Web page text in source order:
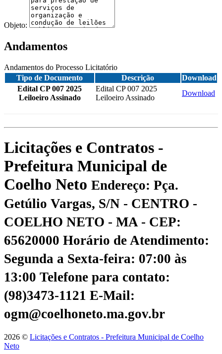
Objeto:
Andamentos
Andamentos do Processo Licitatório
Tipo de Documento
Descrição
Download
Edital CP 007 2025
Leiloeiro Assinado
Edital CP 007 2025
Leiloeiro Assinado
Download
Licitações e Contratos -
Prefeitura Municipal de
Coelho Neto Endereço: Pça.
Getúlio Vargas, S/N - CENTRO -
COELHO NETO - MA - CEP:
65620000 Horário de Atendimento:
Segunda a Sexta-feira: 07:00 às
13:00 Telefone para contato:
(98)3473-1121 E-Mail:
ogm@coelhoneto.ma.gov.br
2026 © Licitações e Contratos - Prefeitura Municipal de Coelho
Neto